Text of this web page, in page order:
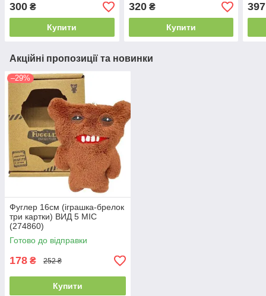
300 ₴
Купити
320₴
Купити
397
Акційні пропозиції та новинки
–29%
Фуглер 16см (іграшка-брелок
три картки) ВИД 5 MIC
(274860)
Готово до відправки
178 ₴ 252 ₴
Купити